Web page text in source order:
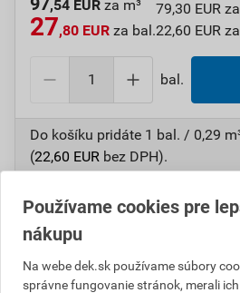
,54 EUR za m³
27,80 EUR za bal.
79,30 EUR
22,60 EUR
bal.
Do košíku pridáte 1 bal. / 0,29
(22,60 EUR bez DPH).
Číslo položky: 1410452920
VýrobcaDEK
Používame cookies pre
nákupu
Na webe dek.sk používame súbory
správne fungovanie stránok, merali